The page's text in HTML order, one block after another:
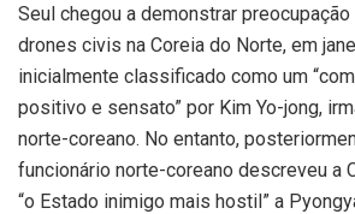
Seul chegou a demonstrar
drones civis na Coreia do Norte, em
inicialmente classificado como um
positivo e sensato” por Kim Yo-jong,
norte-coreano. No entanto,
funcionário norte-coreano descreveu a
“o Estado inimigo mais hostil” a